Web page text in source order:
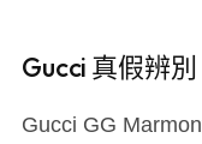
Gucci 真假辨別
Gucci GG